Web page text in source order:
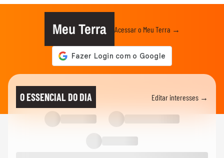
Meu Terra Acessar o Meu Terra →
O ESSENCIAL DO DIA Editar interesses →